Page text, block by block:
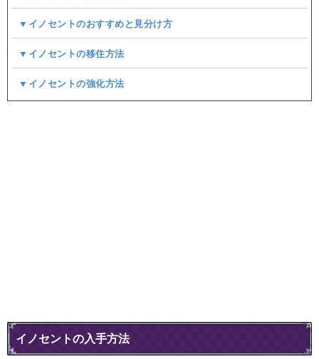
▼イノセントのおすすめと見分け方
▼イノセントの移住方法
▼イノセントの強化方法
イノセントの入手方法